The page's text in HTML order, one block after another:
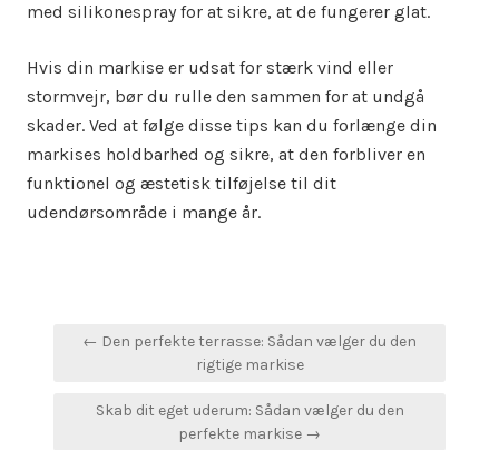
med silikonespray for at sikre, at de fungerer glat.
Hvis din markise er udsat for stærk vind eller
stormvejr, bør du rulle den sammen for at undgå
skader. Ved at følge disse tips kan du forlænge din
markises holdbarhed og sikre, at den forbliver en
funktionel og æstetisk tilføjelse til dit
udendørsområde i mange år.
Indlægsnavigation
← Den perfekte terrasse: Sådan vælger du den
rigtige markise
Skab dit eget uderum: Sådan vælger du den
perfekte markise →